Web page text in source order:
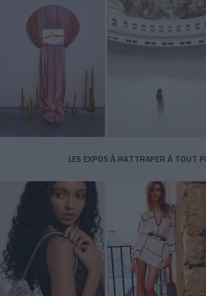
LES EXPOS À RATTRAPER À TOUT